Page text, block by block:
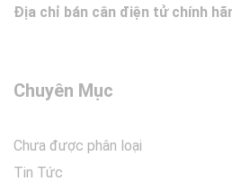
Địa chỉ bán cân điện tử chính
Chuyên Mục
Chưa được phân loại
Tin Tức